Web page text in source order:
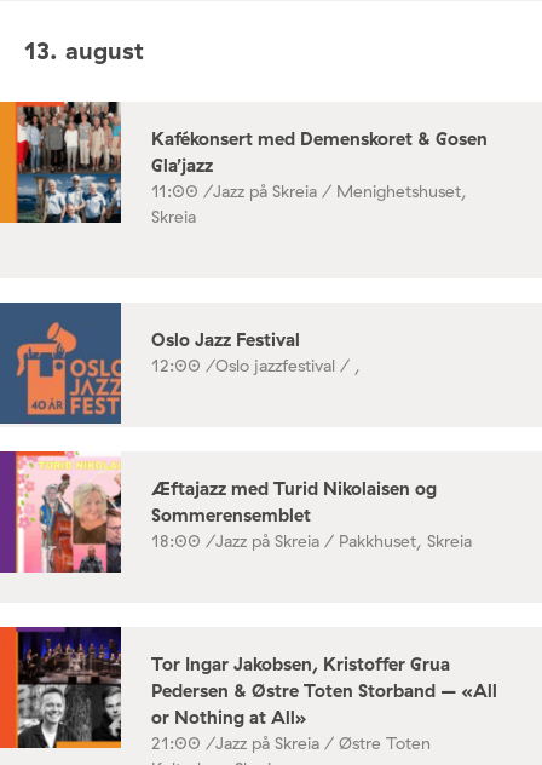
13. august
Kafékonsert med Demenskoret & Gosen
Gla’jazz
11:00 /Jazz på Skreia / Menighetshuset,
Skreia
Oslo Jazz Festival
12:00 /Oslo jazzfestival / ,
Æftajazz med Turid Nikolaisen og
Sommerensemblet
18:00 /Jazz på Skreia / Pakkhuset, Skreia
Tor Ingar Jakobsen, Kristoffer Grua
Pedersen & Østre Toten Storband – «All
or Nothing at All»
21:00 /Jazz på Skreia / Østre Toten